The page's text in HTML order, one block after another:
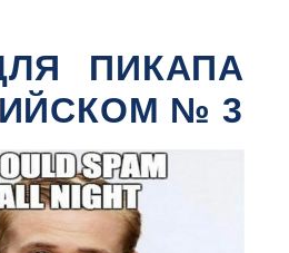
ПИКАПА
№ 3